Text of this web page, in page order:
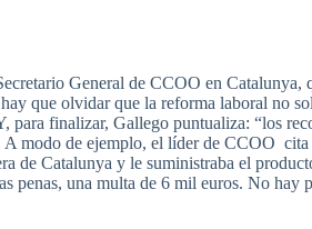
General de CCOO en Catalunya,
que olvidar que la reforma laboral no
para finalizar, Gallego puntualiza: “los
A modo de ejemplo, el líderde CCOO cita
de Catalunya y le suministraba el
penas, una multa de 6 mil euros. No hay